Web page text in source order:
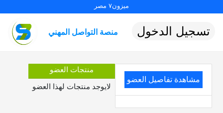
ميزون٧ مصر
منصة التواصل المهني تسجيل الدخول
مشاهدة تفاصيل العضو
منتجات العضو
لايوجد منتجات لهذا العضو